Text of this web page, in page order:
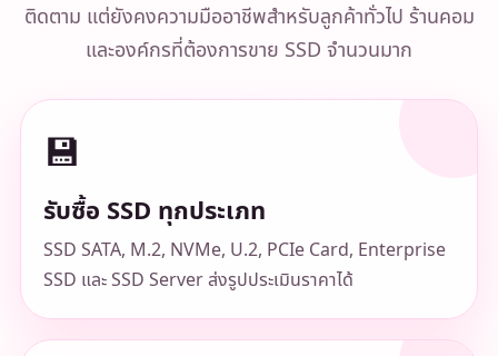
ติดตาม แต่ยังคงความมืออาชีพสำหรับลูกค้าทั่วไป ร้านคอม
และองค์กรที่ต้องการขาย SSD จำนวนมาก
💾
รับซื้อ SSD ทุกประเภท
SSD SATA, M.2, NVMe, U.2, PCIe Card, Enterprise
SSD และ SSD Server ส่งรูปประเมินราคาได้